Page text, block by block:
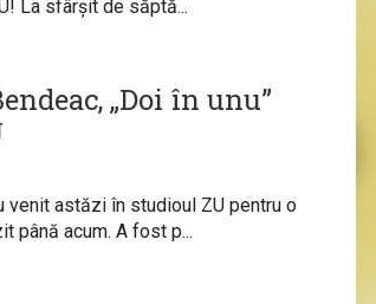
La sfârșit de săptă...
„Doi în unu”
venit astăzi în studioul ZU pentru o
până acum. A fost p...